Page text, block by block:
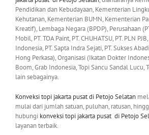
Pendidikan dan Kebudayaan, Kementerian
Kehutanan, Kementerian BUMN, Kementerian
Kreatif), Lembaga Negara (BPDP), Perusahaan
Mobil, PT. TOA Paint, PT. CHUHATSU, PT. PLN
Indonesia, PT. Sapta Indra Sejati, PT. Sukses
Hong Perkasa), Organisasi (Ikatan Dokter
Boom, Grab Indonesia, Topi Sancu Sandal Lucu,
lain sebagainya.
Konveksi topi jakarta pusatdi Petojo Selatan
mulai dari jumlah satuan, puluhan, ratusan,
hubungi konveksi topi jakarta pusat di Petojo
layanan terbaik.